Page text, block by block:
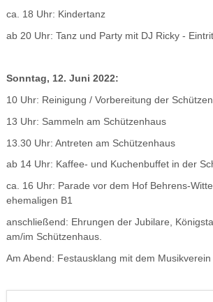
ca. 18 Uhr: Kindertanz
ab 20 Uhr: Tanz und Party mit DJ Ricky -
Sonntag, 12. Juni 2022:
10 Uhr: Reinigung / Vorbereitung der
13 Uhr: Sammeln am Schützenhaus
13.30 Uhr: Antreten am Schützenhaus
ab 14 Uhr: Kaffee- und Kuchenbuffet in der
ca. 16 Uhr: Parade vor dem Hof Behrens-
ehemaligen B1
anschließend: Ehrungen der Jubilare,
am/im Schützenhaus.
Am Abend: Festausklang mit dem